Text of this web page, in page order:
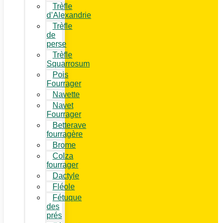
Trèfle
d’Alexandrie
Trèfle
de
perse
Trèfle
Squarrosum
Pois
Fourrager
Navette
Navet
Fourrager
Betterave
fourragère
Brome
Colza
fourrager
Dactyle
Fléole
Fétuque
des
prés